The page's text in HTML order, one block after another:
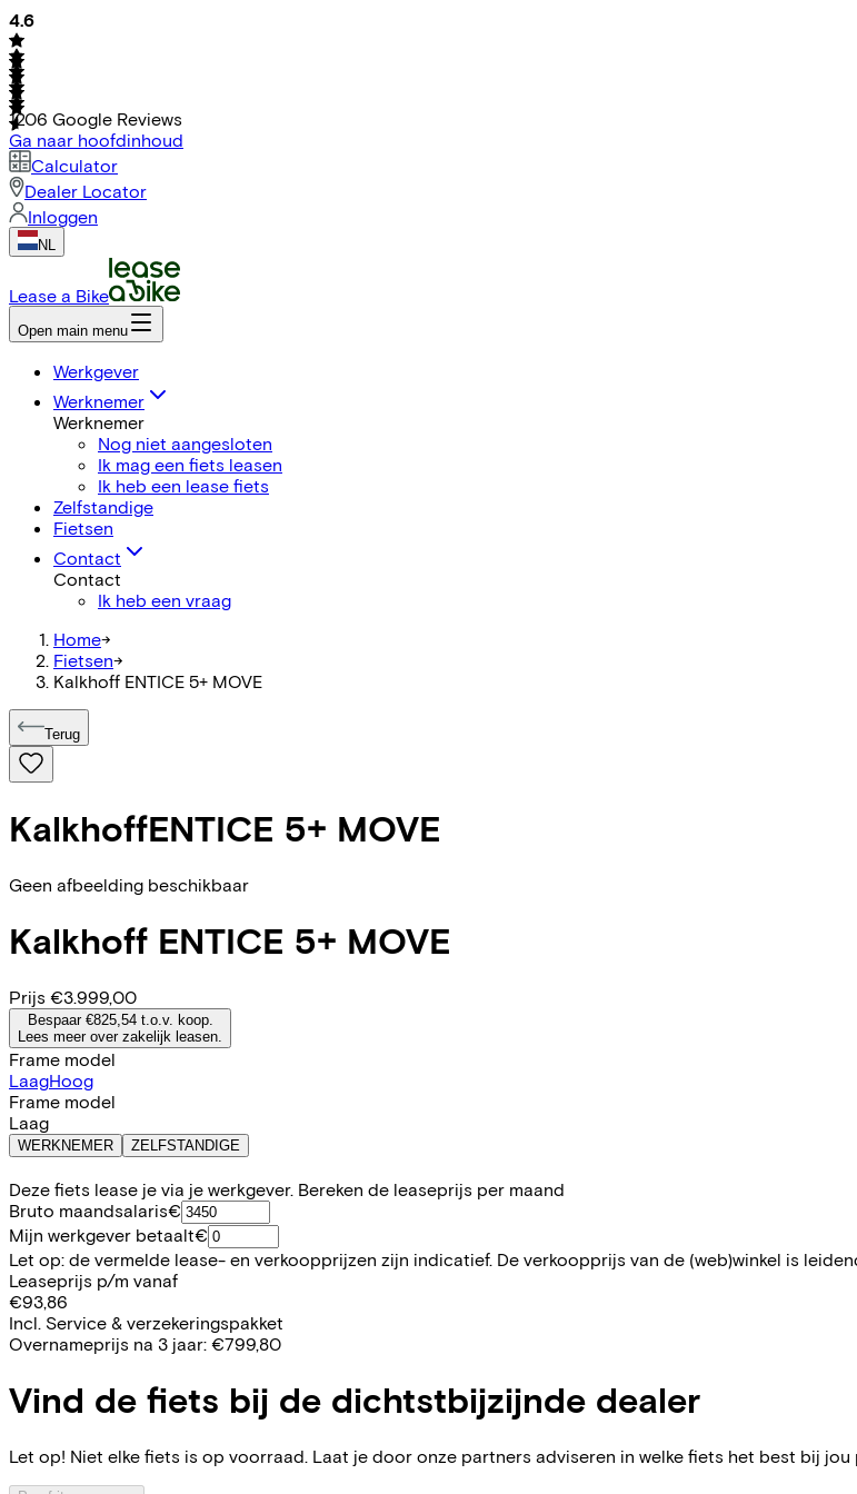
4.6
1206 Google Reviews
Ga naar hoofdinhoud
Calculator
Dealer Locator
Inloggen
NL
Lease a Bike
Open main menu
Werkgever
Werknemer
Werknemer
Nog niet aangesloten
Ik mag een fiets leasen
Ik heb een lease fiets
Zelfstandige
Fietsen
Contact
Contact
Ik heb een vraag
Home->
Fietsen->
Kalkhoff ENTICE 5+ MOVE
Terug
KalkhoffENTICE 5+ MOVE
Geen afbeelding beschikbaar
Kalkhoff ENTICE 5+ MOVE
Prijs €3.999,00
Bespaar €825,54 t.o.v. koop.
Lees meer over zakelijk leasen.
Frame model
LaagHoog
Frame model
Laag
WERKNEMER ZELFSTANDIGE
Deze fiets lease je via je werkgever. Bereken de leaseprijs per maand
Bruto maandsalaris€
Mijn werkgever betaalt€
Let op: de vermelde lease- en verkoopprijzen zijn indicatief. De verkoopprijs van de (web)winkel is
Leaseprijs p/m vanaf
€93,86
Incl. Service & verzekeringspakket
Overnameprijs na 3 jaar: €799,80
Vind de fiets bij de dichtstbijzijnde dealer
Let op! Niet elke fiets is op voorraad. Laat je door onze partners adviseren in welke fiets het best bij jou